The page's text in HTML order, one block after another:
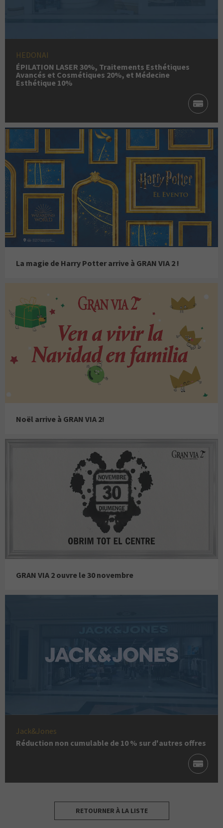
HEDONAI
ÉPILATION LASER 30%, Traitements Esthétiques
Avancés et Cosmétiques 20%, et Médecine
Esthétique 10%
La magie de Harry Potter arrive à GRAN VIA 2 !
Noël arrive à GRAN VIA 2!
GRAN VIA 2 ouvre le 30 novembre
Jack&Jones
Réduction non cumulable de 10 % sur d'autres offres
RETOURNER À LA LISTE